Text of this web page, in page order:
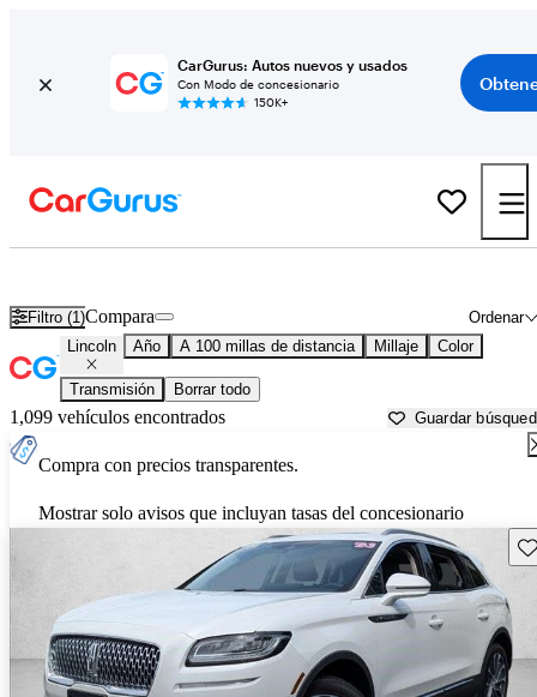
CarGurus: Autos nuevos y usados
Con Modo de concesionario
150K+
Filtro (1) Ordenar
Compara
Lincoln Año A 100 millas de distancia Millaje Color
Transmisión Borrar todo
1,099 vehículos encontrados Guardar
Compra con precios transparentes.
Mostrar solo avisos que incluyan tasas del concesionario